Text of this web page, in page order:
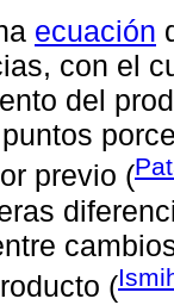
ecuación
con el
del
previo (
(